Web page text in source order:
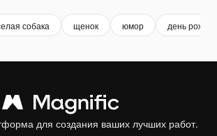
собака щенок юмор день
для создания ваших лучших работ.